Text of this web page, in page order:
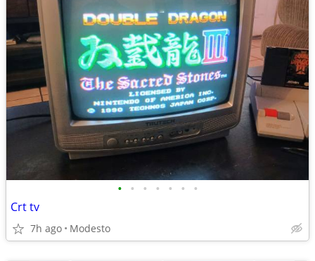
• • • • • • •
Crt tv
7h ago Modesto